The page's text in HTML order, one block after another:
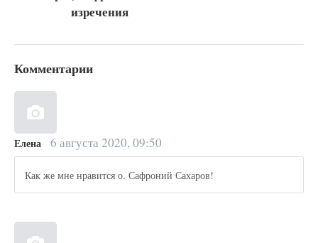
изречения
Комментарии
Елена 6 августа 2020, 09:50
Как же мне нравится о. Сафроний Сахаров!